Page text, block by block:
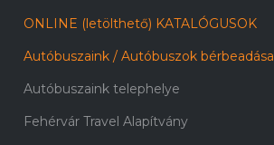
ONLINE (letölthető) KATALÓGUSOK
Autóbuszaink / Autóbuszok bérbeadása
Autóbuszaink telephelye
Fehérvár Travel Alapítvány